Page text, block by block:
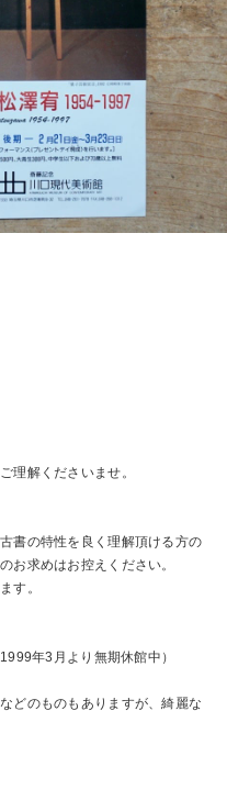
理解くださいませ。
書の特性を良く理解頂ける方の
お求めはお控えください。
す。
年3月より無期休館中）
どのものもありますが、綺麗な